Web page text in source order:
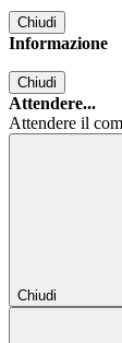
Chiudi
Informazione
Chiudi
Attendere...
Attendere il
Chiudi